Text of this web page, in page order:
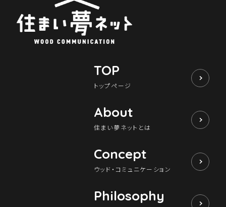
TOP
トップページ
About
住まい夢ネットとは
Concept
ウッド・コミュニケーション
Philosophy